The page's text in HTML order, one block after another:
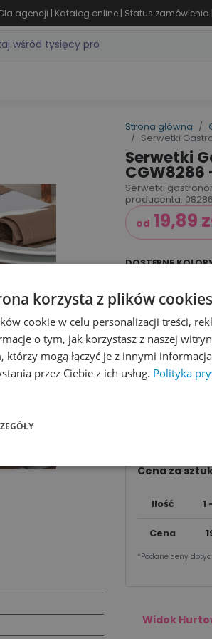
Dla agencji | Katalog online | Status zamówienia
Strona główna
Serwetki
Serwetki
CGW8286
Serwetki
producenta:
od 19,89
DOSTĘPNE
ROZMIAR
37 x 37 cm
Cena za
Ilość 1
Cena
*Podane ceny
Widok
korzysta z plików
cookie w celu personalizacji treści,
o tym, jak korzystasz z naszej
którzy mogą łączyć je z innymi
przez Ciebie z ich usług. Polityka